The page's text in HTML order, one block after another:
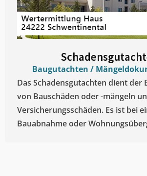
Baugutachten /
Das Schadensgutachten dient der
von Bauschäden oder -mängeln
Versicherungsschäden. Es ist bei
Bauabnahme oder